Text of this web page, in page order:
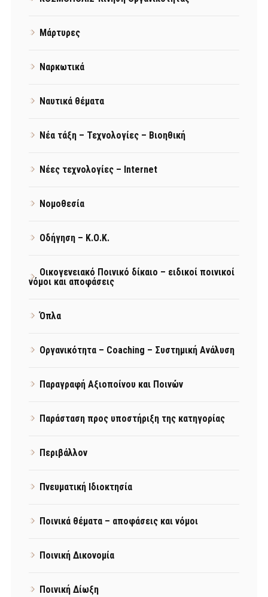
Μάρτυρες
Ναρκωτικά
Ναυτικά θέματα
Νέα τάξη – Τεχνολογίες – Βιοηθική
Νέες τεχνολογίες – Internet
Νομοθεσία
Οδήγηση – Κ.Ο.Κ.
Οικογενειακό Ποινικό δίκαιο – ειδικοί ποινικοί
νόμοι και αποφάσεις
Όπλα
Οργανικότητα – Coaching – Συστημική Ανάλυση
Παραγραφή Αξιοποίνου και Ποινών
Παράσταση προς υποστήριξη της κατηγορίας
Περιβάλλον
Πνευματική Ιδιοκτησία
Ποινικά θέματα – αποφάσεις και νόμοι
Ποινική Δικονομία
Ποινική Δίωξη